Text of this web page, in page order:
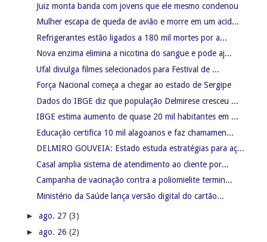
Juiz monta banda com jovens que ele mesmo condenou
Mulher escapa de queda de avião e morre em um acid...
Refrigerantes estão ligados a 180 mil mortes por a...
Nova enzima elimina a nicotina do sangue e pode aj...
Ufal divulga filmes selecionados para Festival de ...
Força Nacional começa a chegar ao estado de Sergipe
Dados do IBGE diz que população Delmirese cresceu ...
IBGE estima aumento de quase 20 mil habitantes em ...
Educação certifica 10 mil alagoanos e faz chamamen...
DELMIRO GOUVEIA: Estado estuda estratégias para aç...
Casal amplia sistema de atendimento ao cliente por...
Campanha de vacinação contra a poliomielite termin...
Ministério da Saúde lança versão digital do cartão...
► ago. 27 (3)
► ago. 26 (2)